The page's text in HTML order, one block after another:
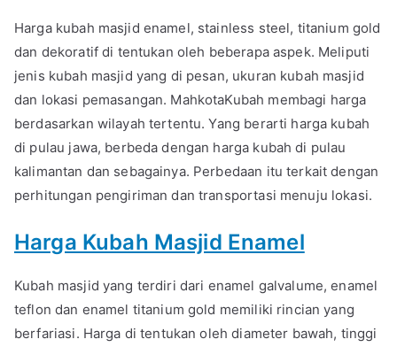
Kubah
Masjid
Harga kubah masjid enamel, stainless steel, titanium gold
dan dekoratif di tentukan oleh beberapa aspek. Meliputi
jenis kubah masjid yang di pesan, ukuran kubah masjid
dan lokasi pemasangan. MahkotaKubah membagi harga
berdasarkan wilayah tertentu. Yang berarti harga kubah
di pulau jawa, berbeda dengan harga kubah di pulau
kalimantan dan sebagainya. Perbedaan itu terkait dengan
perhitungan pengiriman dan transportasi menuju lokasi.
Harga Kubah Masjid Enamel
Kubah masjid yang terdiri dari enamel galvalume, enamel
teflon dan enamel titanium gold memiliki rincian yang
berfariasi. Harga di tentukan oleh diameter bawah, tinggi